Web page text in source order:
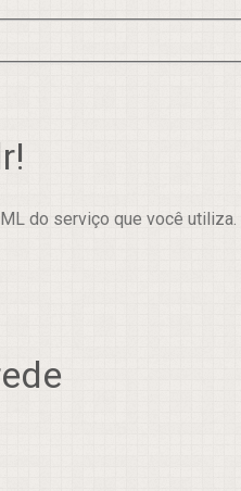
do serviço que você utiliza.